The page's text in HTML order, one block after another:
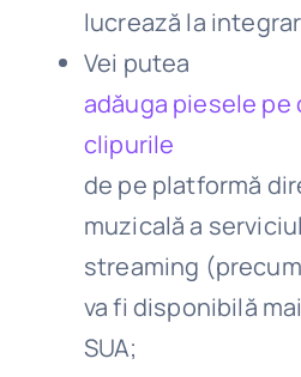
lucrează la
Vei putea
adăuga piesele pe
clipurile
de pe platformă
muzicală a
streaming
va fi disponibilă
SUA;